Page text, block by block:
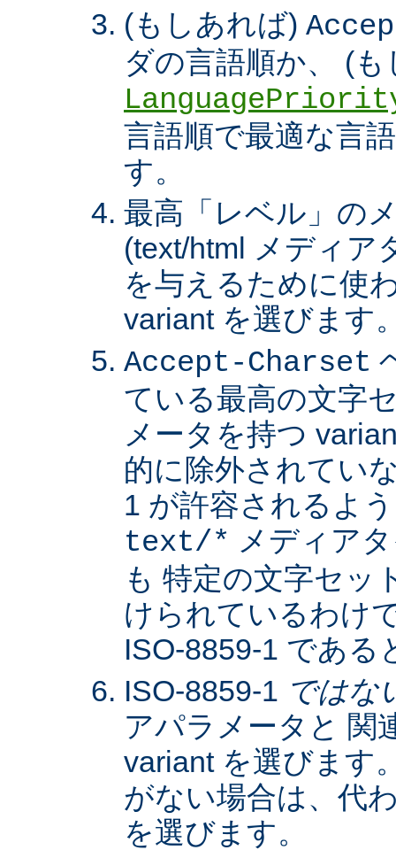
(もしあれば)
ダの言語順か、 (
言語順で最適な言
す。
最高「レベル」の
(text/html メディア
を与えるために使
variant を選びます
Accept-Charset
ている最高の文字
メータを持つ
的に除外されてい
1 が許容されるよ
text/* メディア
も 特定の文字セッ
けられているわけ
ISO-8859-1 である
ISO-8859-1 ではな
アパラメータと 関
variant を選びます
がない場合は、代
を選びます。